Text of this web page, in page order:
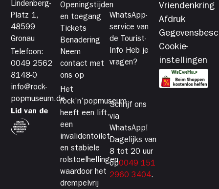
Lindenberg-
Platz 1,
48599
Gronau
Telefoon:
0049 2562
8148-0
info@rock-
popmuseum.de
Lid van de
Openingstijden
en toegang
Tickets
Benadering
Neem
contact met
ons op
Het
rock’n’popmuseum
heeft een lift,
een
invalidentoilet
en stabiele
rolstoelhellingen,
waardoor het
drempelvrij
WhatsApp-
service van
de Tourist-
Info Heb je
vragen?
Schrijf ons
via
WhatsApp!
Dagelijks van
8 tot 20 uur
op0049 151
2960 3404.
Vriendenkring
Afdruk
Cookie-
instellingen